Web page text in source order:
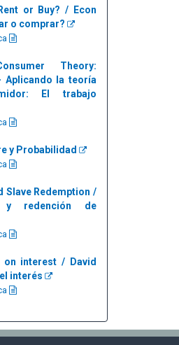
or Buy? / Econ
o comprar?
Theory:
Aplicando la teoría
El trabajo
y Probabilidad
Slave Redemption /
y redención de
on interest / David
interés